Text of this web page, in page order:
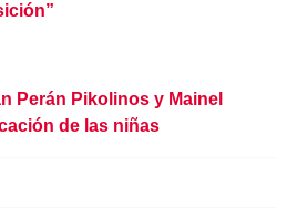
Perán Pikolinos y Mainel
de las niñas